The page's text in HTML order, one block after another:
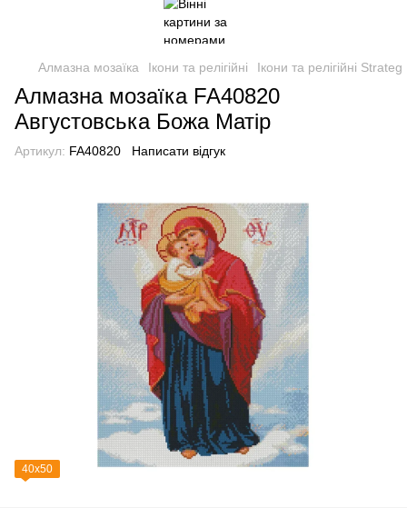
Алмазна мозаїка Ікони та релігійні Ікони та релігійні Strateg
Алмазна мозаїка FA40820
Августовська Божа Матір
Артикул: FA40820 Написати відгук
40х50